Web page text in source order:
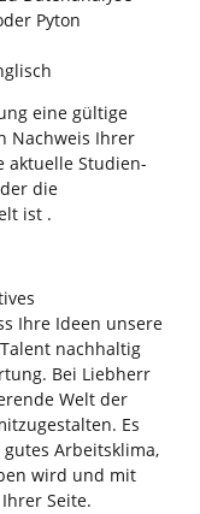
Pyton
eine gültige
Nachweis Ihrer
aktuelle Studien-
die
ist .
Ihre Ideen unsere
nachhaltig
Bei Liebherr
Welt der
Es
Arbeitsklima,
wird und mit
Seite.